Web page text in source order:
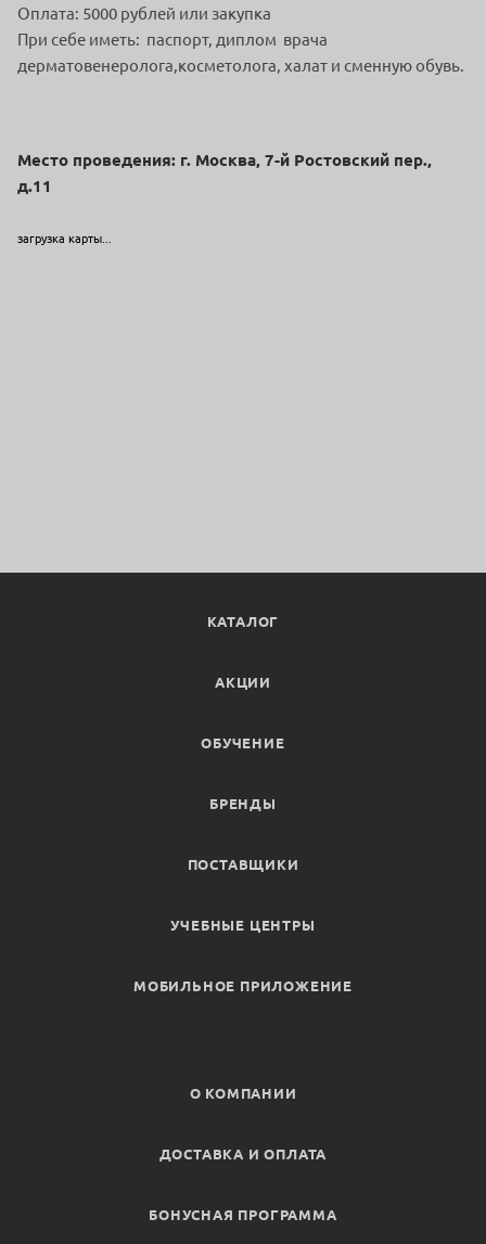
Оплата: 5000 рублей или закупка
При себе иметь: паспорт, диплом врача
дерматовенеролога,косметолога, халат и сменную обувь.
Место проведения: г. Москва, 7-й Ростовский пер.,
д.11
загрузка карты...
КАТАЛОГ
АКЦИИ
ОБУЧЕНИЕ
БРЕНДЫ
ПОСТАВЩИКИ
УЧЕБНЫЕ ЦЕНТРЫ
МОБИЛЬНОЕ ПРИЛОЖЕНИЕ
О КОМПАНИИ
ДОСТАВКА И ОПЛАТА
БОНУСНАЯ ПРОГРАММА